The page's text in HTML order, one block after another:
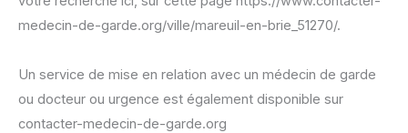
medecin-de-garde.org/ville/mareuil-en-brie_51270/.
Un service de mise en relation avec un médecin de garde
ou docteur ou urgence est également disponible sur
contacter-medecin-de-garde.org